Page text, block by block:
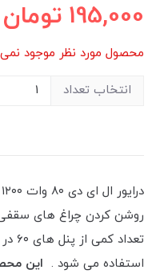
195,000 تومان
محصول مورد نظر موجود
انتخاب تعداد
استفاده می شود . این محصول